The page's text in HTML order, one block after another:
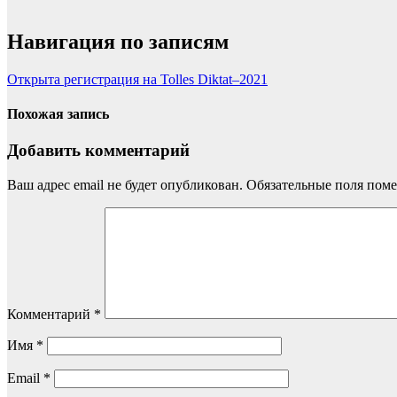
Навигация по записям
Открыта регистрация на Tolles Diktat–2021
Похожая запись
Добавить комментарий
Ваш адрес email не будет опубликован. Обязательные поля
Комментарий *
Имя *
Email *